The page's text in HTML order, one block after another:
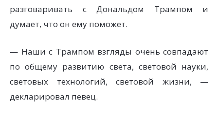
разговаривать с Дональдом Трампом и
думает, что он ему поможет.
— Наши с Трампом взгляды очень совпадают
по общему развитию света, световой науки,
световых технологий, световой жизни, —
декларировал певец.